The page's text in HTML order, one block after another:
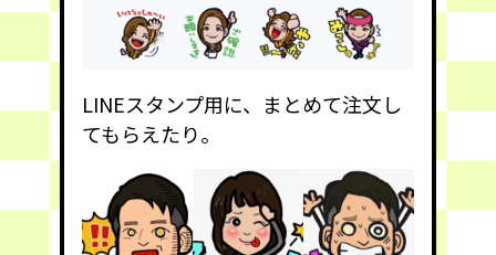
LINEスタンプ用に、まとめて注文し
てもらえたり。